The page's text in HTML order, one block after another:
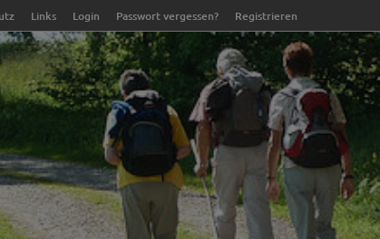
Links Login Passwort vergessen? Registrieren